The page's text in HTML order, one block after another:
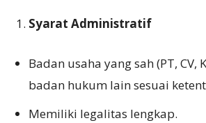
Syarat Administratif
Badan usaha yang sah (PT, CV,
badan hukum lain sesuai
Memiliki legalitas lengkap.